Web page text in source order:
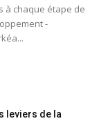
à chaque étape de
-
leviers de la